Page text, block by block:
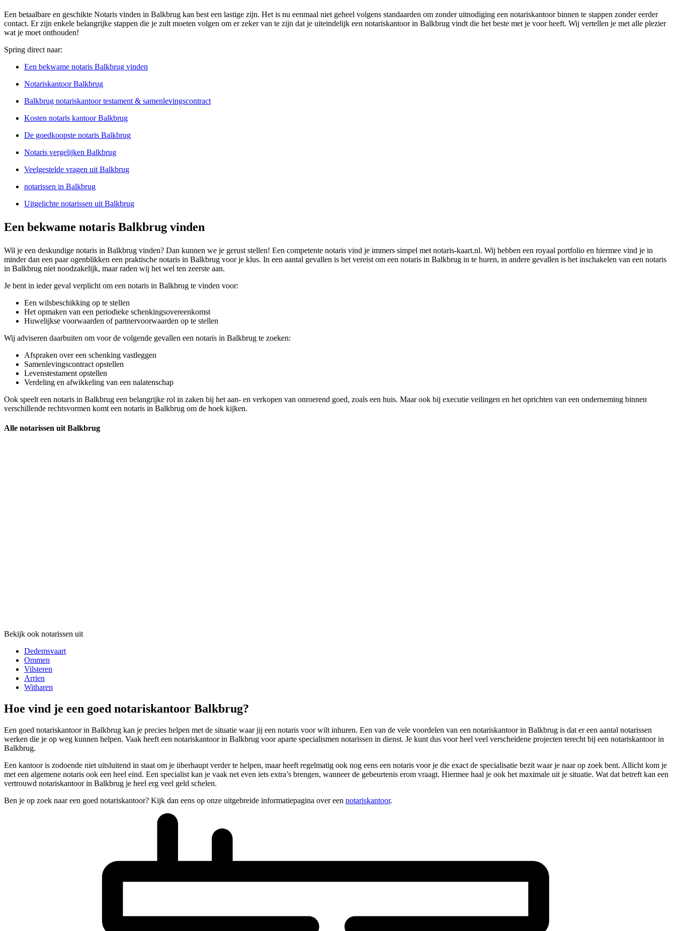
Een betaalbare en geschikte Notaris vinden in Balkbrug kan best een lastige zijn. Het is nu eenmaal niet geheel volgens standaarden om zonder uitnodiging een notariskantoor binnen te stappen zonder eerder
contact. Er zijn enkele belangrijke stappen die je zult moeten volgen om er zeker van te zijn dat je uiteindelijk een notariskantoor in Balkbrug vindt die het beste met je voor heeft. Wij vertellen je met alle plezier
wat je moet onthouden!
Spring direct naar:
Een bekwame notaris Balkbrug vinden
Notariskantoor Balkbrug
Balkbrug notariskantoor testament & samenlevingscontract
Kosten notaris kantoor Balkbrug
De goedkoopste notaris Balkbrug
Notaris vergelijken Balkbrug
Veelgestelde vragen uit Balkbrug
notarissen in Balkbrug
Uitgelichte notarissen uit Balkbrug
Een bekwame notaris Balkbrug vinden
Wil je een deskundige notaris in Balkbrug vinden? Dan kunnen we je gerust stellen! Een competente notaris vind je immers simpel met notaris-kaart.nl. Wij hebben een royaal portfolio en hiermee vind je in
minder dan een paar ogenblikken een praktische notaris in Balkbrug voor je klus. In een aantal gevallen is het vereist om een notaris in Balkbrug in te huren, in andere gevallen is het inschakelen van een notaris
in Balkbrug niet noodzakelijk, maar raden wij het wel ten zeerste aan.
Je bent in ieder geval verplicht om een notaris in Balkbrug te vinden voor:
Een wilsbeschikking op te stellen
Het opmaken van een periodieke schenkingsovereenkomst
Huwelijkse voorwaarden of partnervoorwaarden op te stellen
Wij adviseren daarbuiten om voor de volgende gevallen een notaris in Balkbrug te zoeken:
Afspraken over een schenking vastleggen
Samenlevingscontract opstellen
Levenstestament opstellen
Verdeling en afwikkeling van een nalatenschap
Ook speelt een notaris in Balkbrug een belangrijke rol in zaken bij het aan- en verkopen van onroerend goed, zoals een huis. Maar ook bij executie veilingen en het oprichten van een onderneming binnen
verschillende rechtsvormen komt een notaris in Balkbrug om de hoek kijken.
Alle notarissen uit Balkbrug
Bekijk ook notarissen uit
Dedemsvaart
Ommen
Vilsteren
Arrien
Witharen
Hoe vind je een goed notariskantoor Balkbrug?
Een goed notariskantoor in Balkbrug kan je precies helpen met de situatie waar jij een notaris voor wilt inhuren. Een van de vele voordelen van een notariskantoor in Balkbrug is dat er een aantal notarissen
werken die je op weg kunnen helpen. Vaak heeft een notariskantoor in Balkbrug voor aparte specialismen notarissen in dienst. Je kunt dus voor heel veel verscheidene projecten terecht bij een notariskantoor in
Balkbrug.
Een kantoor is zodoende niet uitsluitend in staat om je überhaupt verder te helpen, maar heeft regelmatig ook nog eens een notaris voor je die exact de specialisatie bezit waar je naar op zoek bent. Allicht kom je
met een algemene notaris ook een heel eind. Een specialist kan je vaak net even iets extra’s brengen, wanneer de gebeurtenis erom vraagt. Hiermee haal je ook het maximale uit je situatie. Wat dat betreft kan een
vertrouwd notariskantoor in Balkbrug je heel erg veel geld schelen.
Ben je op zoek naar een goed notariskantoor? Kijk dan eens op onze uitgebreide informatiepagina over een notariskantoor.